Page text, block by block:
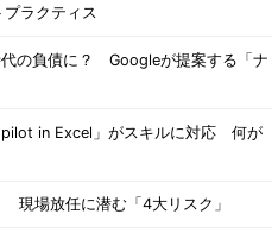
ラクティス
の負債に？ Googleが提案する「ナ
in Excel」がスキルに対応 何が
現場放任に潜む「4大リスク」